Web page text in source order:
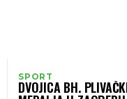
SPORT
DVOJICA BH.